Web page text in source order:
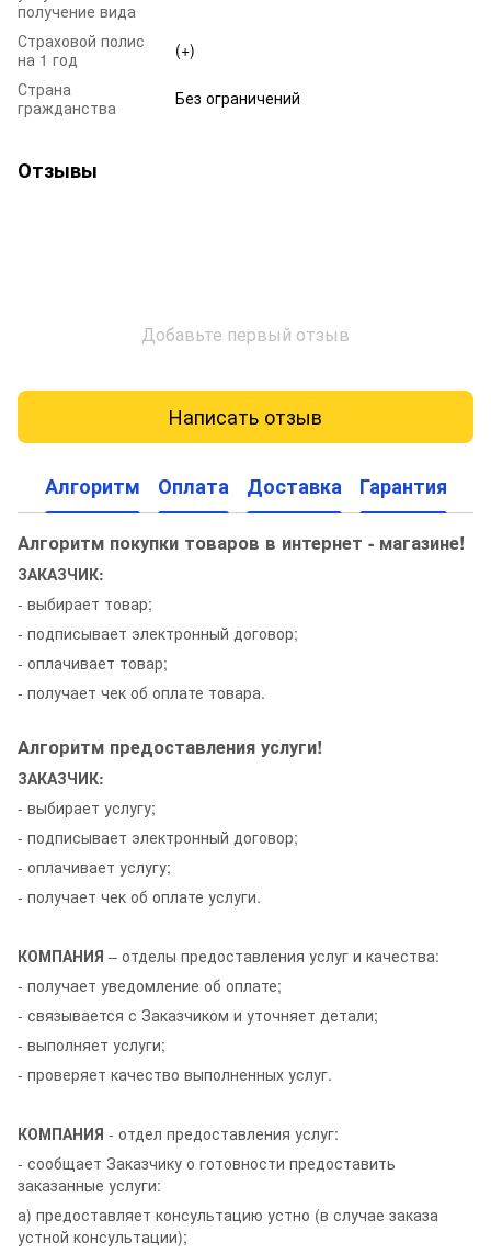
получение вида
Страховой полис
на 1 год
(+)
Страна
гражданства
Без ограничений
Отзывы
Добавьте первый отзыв
Написать отзыв
Алгоритм Оплата Доставка Гарантия
Алгоритм покупки товаров в интернет - магазине!
ЗАКАЗЧИК:
- выбирает товар;
- подписывает электронный договор;
- оплачивает товар;
- получает чек об оплате товара.
Алгоритм предоставления услуги!
ЗАКАЗЧИК:
- выбирает услугу;
- подписывает электронный договор;
- оплачивает услугу;
- получает чек об оплате услуги.
КОМПАНИЯ – отделы предоставления услуг и качества:
- получает уведомление об оплате;
- связывается с Заказчиком и уточняет детали;
- выполняет услуги;
- проверяет качество выполненных услуг.
КОМПАНИЯ - отдел предоставления услуг:
- сообщает Заказчику о готовности предоставить
заказанные услуги:
а) предоставляет консультацию устно (в случае заказа
устной консультации);